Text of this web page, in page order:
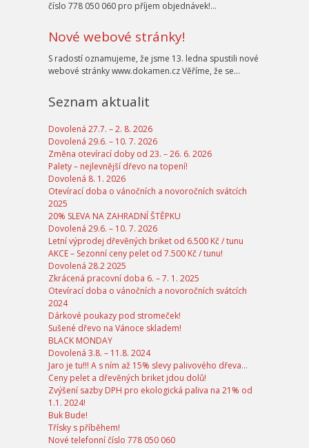
číslo 778 050 060 pro příjem objednávek!…
Nové webové stránky!
S radostí oznamujeme, že jsme 13. ledna spustili nové
webové stránky www.dokamen.cz Věříme, že se…
Seznam aktualit
Dovolená 27.7. – 2. 8. 2026
Dovolená 29.6. – 10. 7. 2026
Změna otevírací doby od 23. – 26. 6. 2026
Palety – nejlevnější dřevo na topení!
Dovolená 8. 1. 2026
Otevírací doba o vánočních a novoročních svátcích
2025
20% SLEVA NA ZAHRADNÍ ŠTĚPKU
Dovolená 29.6. – 10. 7. 2026
Letní výprodej dřevěných briket od 6.500 Kč / tunu
AKCE – Sezonní ceny pelet od 7.500 Kč / tunu!
Dovolená 28.2 2025
Zkrácená pracovní doba 6. – 7. 1. 2025
Otevírací doba o vánočních a novoročních svátcích
2024
Dárkové poukazy pod stromeček!
Sušené dřevo na Vánoce skladem!
BLACK MONDAY
Dovolená 3.8. – 11.8. 2024
Jaro je tu!!! A s ním až 15% slevy palivového dřeva…
Ceny pelet a dřevěných briket jdou dolů!
Zvýšení sazby DPH pro ekologická paliva na 21% od
1.1. 2024!
Buk Bude!
Třísky s příběhem!
Nové telefonní číslo 778 050 060